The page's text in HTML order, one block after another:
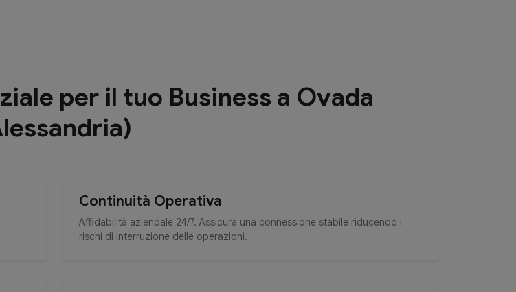
per il tuo Business a Ovada
Continuità Operativa
Affidabilità aziendale 24/7. Assicura una connessione stabile riducendo i
rischi di interruzione delle operazioni.